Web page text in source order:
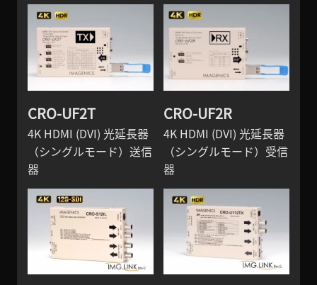
CRO-UF2T
4K HDMI (DVI) 光延長器
（シングルモード）送信
器
CRO-UF2R
4K HDMI (DVI) 光延長器
（シングルモード）受信
器